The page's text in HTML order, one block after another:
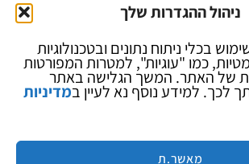
ניהול ההגדרות שלך
בכלי ניתוח נתונים ובטכנולוגיות
כמו "עוגיות", למטרות המפורטות
של האתר. המשך הגלישה באתר
לכך. למידע נוסף נא לעיין במדיניות
מאשר.ת
מוצרי הלחמה
ספקי כח ומודדים
ציוד אופטי להגדלה
מותגים